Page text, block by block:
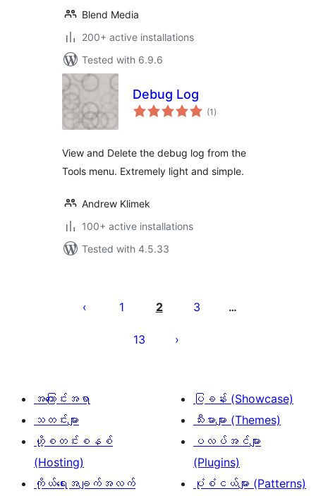
Blend Media
200+ active installations
Tested with 6.9.6
Debug Log
(1 total
ratings
)
View and Delete the debug log from the
Tools menu. Extremely light and simple.
Andrew Klimek
100+ active installations
Tested with 4.5.33
1 2 3 …
13
အကြောင်းအရာ
သတင်းများ
ဟို့စတင်းစနစ်
(Hosting)
ကိုယ်ရေးအချက်အလက်
ပြခန်း (Showcase)
သီးမားများ (Themes)
ပလပ်အင်များ
(Plugins)
ပုံစံငယ်များ (Patterns)